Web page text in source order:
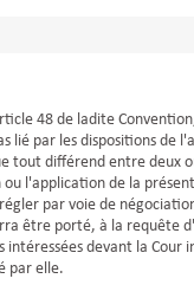
48 de ladite
lié par les dispositions de
tout différend entre deux
l'application de la
par voie de
être porté, à la requête
intéressées devant la Cour
par elle.